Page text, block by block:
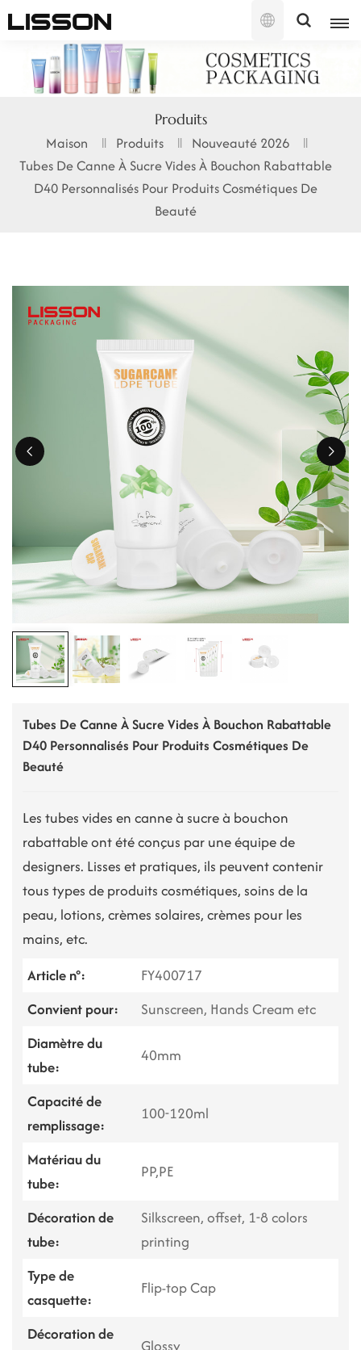
Français
English
français
русский
español
日本語
한국의
ไทย
Tiếng việt
Produits
Maison Produits
Nouveauté 2026
Tubes De Canne À Sucre Vides À Bouchon Rabattable
D40 Personnalisés Pour Produits Cosmétiques De
Beauté
Tubes De Canne À Sucre Vides À Bouchon Rabattable
D40 Personnalisés Pour Produits Cosmétiques De
Beauté
Les tubes vides en canne à sucre à bouchon
rabattable ont été conçus par une équipe de
designers. Lisses et pratiques, ils peuvent contenir
tous types de produits cosmétiques, soins de la
peau, lotions, crèmes solaires, crèmes pour les
mains, etc.
Article n°:
FY400717
Convient pour:
Sunscreen, Hands Cream etc
Diamètre du
tube:
40mm
Capacité de
remplissage:
100-120ml
Matériau du
tube:
PP,PE
Décoration de
tube:
Silkscreen, offset, 1-8 colors
printing
Type de
casquette:
Flip-top Cap
Décoration de
Glossy